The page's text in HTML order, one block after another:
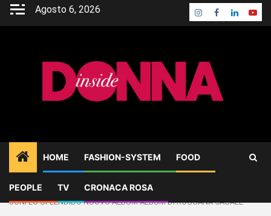
Skip
Agosto 6, 2026 Instagram
Facebook
Linkedin
HOME FASHION-SYSTEM FOOD
PEOPLE TV CRONACA ROSA
Home
PEOPLE
JONI LO SPLENDIDO NUOVO ALBUM ALBUM DI ROSSANA CASALE